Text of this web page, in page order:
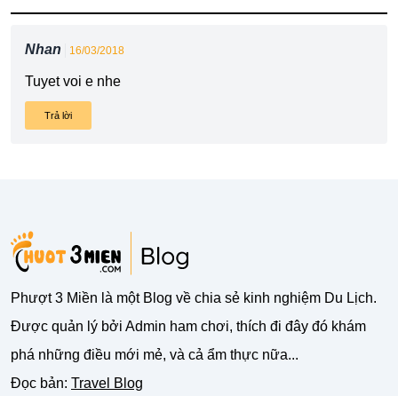
Nhan 16/03/2018
Tuyet voi e nhe
Trả lời
Phượt 3 Miền là một Blog về chia sẻ kinh nghiệm Du Lịch.
Được quản lý bởi Admin ham chơi, thích đi đây đó khám
phá những điều mới mẻ, và cả ẩm thực nữa...
Đọc bản: Travel Blog